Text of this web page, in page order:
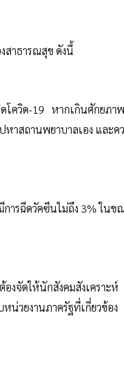
สาธารณสุข ดังนี้
ดโควิด-19 หากเกินศักยภา
าสถานพยาบาลเอง และค
ารฉีดวัคซีนไม่ถึง 3% ในข
งจัดให้นักสังคมสังเคราะห์
น่วยงานภาครัฐที่เกี่ยวข้อง